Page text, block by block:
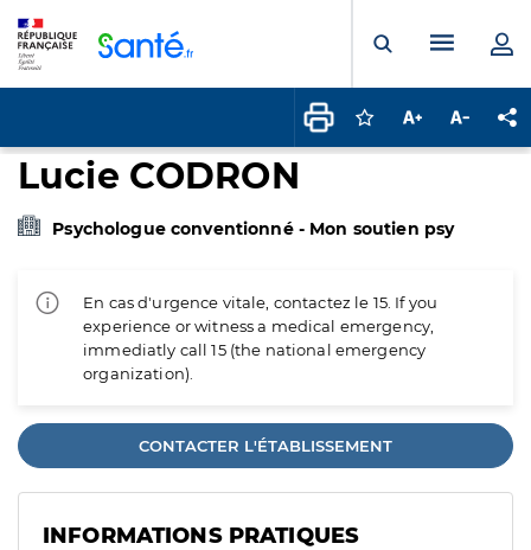
Ouvrir laMenu
Connectez-vous
Augmenter la
Lucie CODRON
Psychologue conventionné - Mon soutien psy
En cas d'urgence vitale, contactez le 15. If you
experience or witness a medical emergency,
immediatly call 15 (the national emergency
organization).
CONTACTER L'ÉTABLISSEMENT
INFORMATIONS PRATIQUES